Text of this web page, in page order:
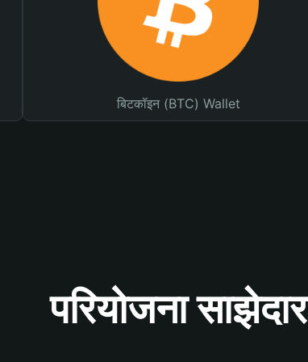
बिटकॉइन (BTC) Wallet
परियोजना साझेदार